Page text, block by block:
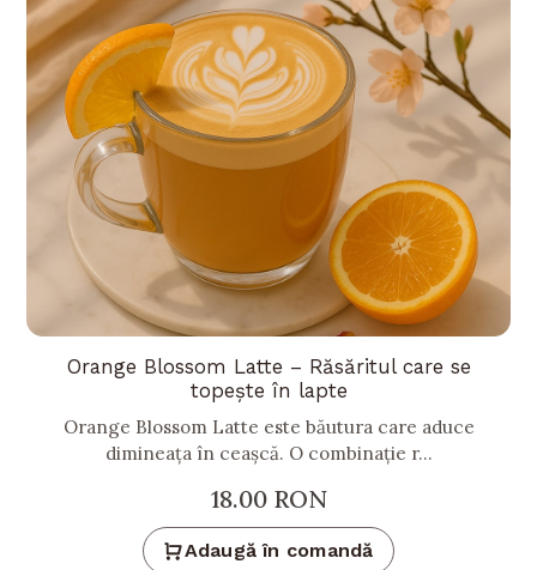
Orange Blossom Latte – Răsăritul care se
topește în lapte
Orange Blossom Latte este băutura care aduce
dimineața în ceașcă. O combinație r...
18.00RON
Adaugă în comandă